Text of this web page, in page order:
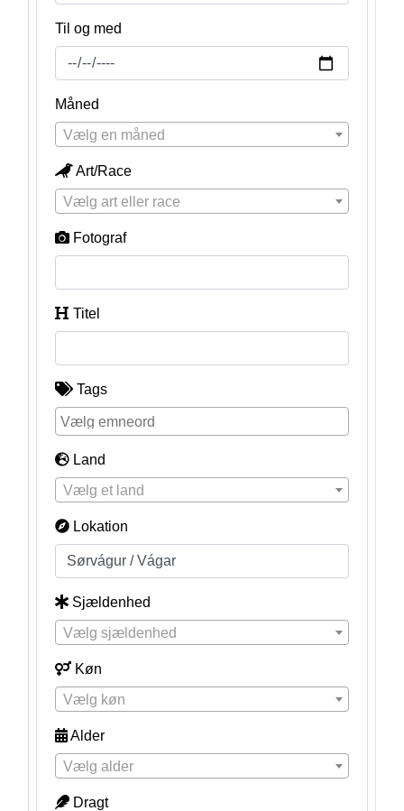
Til og med
Måned
Vælg en måned
Art/Race
Vælg art eller race
Fotograf
Titel
Tags
Land
Vælg et land
Lokation
Sjældenhed
Vælg sjældenhed
Køn
Vælg køn
Alder
Vælg alder
Dragt